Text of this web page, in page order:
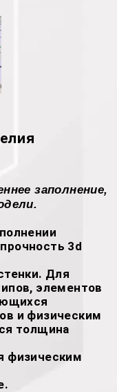
заполнение,
3d
Для
элементов
и физическим
толщина
физическим